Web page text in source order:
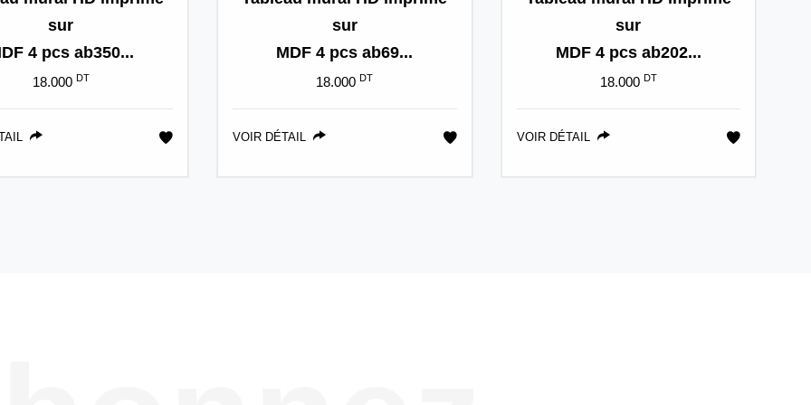
sur
4 pcs ab350...
18.000 DT
sur
MDF 4 pcs ab69...
18.000 DT
VOIR DÉTAIL
sur
MDF 4 pcs ab202...
18.000 DT
VOIR DÉTAIL